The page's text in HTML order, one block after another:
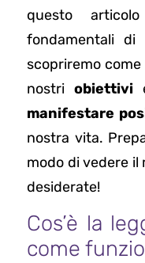
questo
fondamentali di
scopriremo
nostri obiettivi
manifestare
nostra vita.
modo di vedere il
desiderate!
Cos’è la
come